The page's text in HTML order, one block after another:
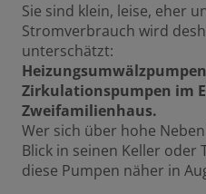
Sie sind klein, leise, eher
Stromverbrauch wird
unterschätzt:
Zirkulationspumpen im
Zweifamilienhaus.
Wer sich über hohe
Blick in seinen Keller
diese Pumpen näher in